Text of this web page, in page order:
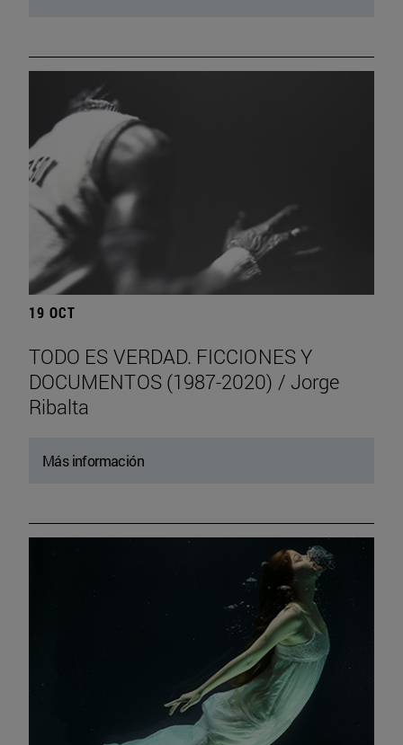
19 OCT
TODO ES VERDAD. FICCIONES Y
DOCUMENTOS (1987-2020) / Jorge
Ribalta
Más información